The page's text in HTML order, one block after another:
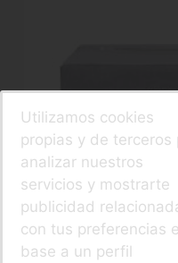
Utilizamos cookies
propias y de terceros
analizar nuestros
servicios y mostrarte
publicidad
con tus preferencias
base a un perfil